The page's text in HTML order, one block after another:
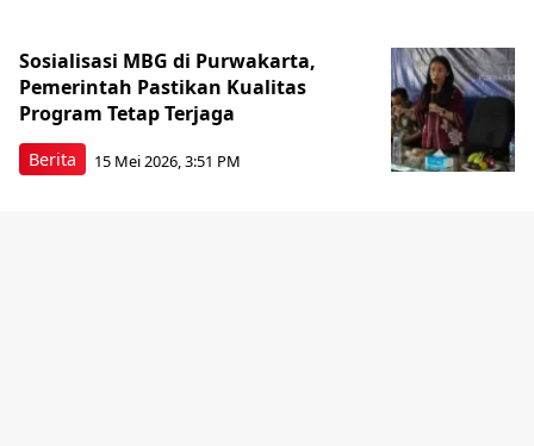
Berita
Sosialisasi MBG di Purwakarta,
Pemerintah Pastikan Kualitas
Program Tetap Terjaga
15 Mei 2026, 3:51 PM